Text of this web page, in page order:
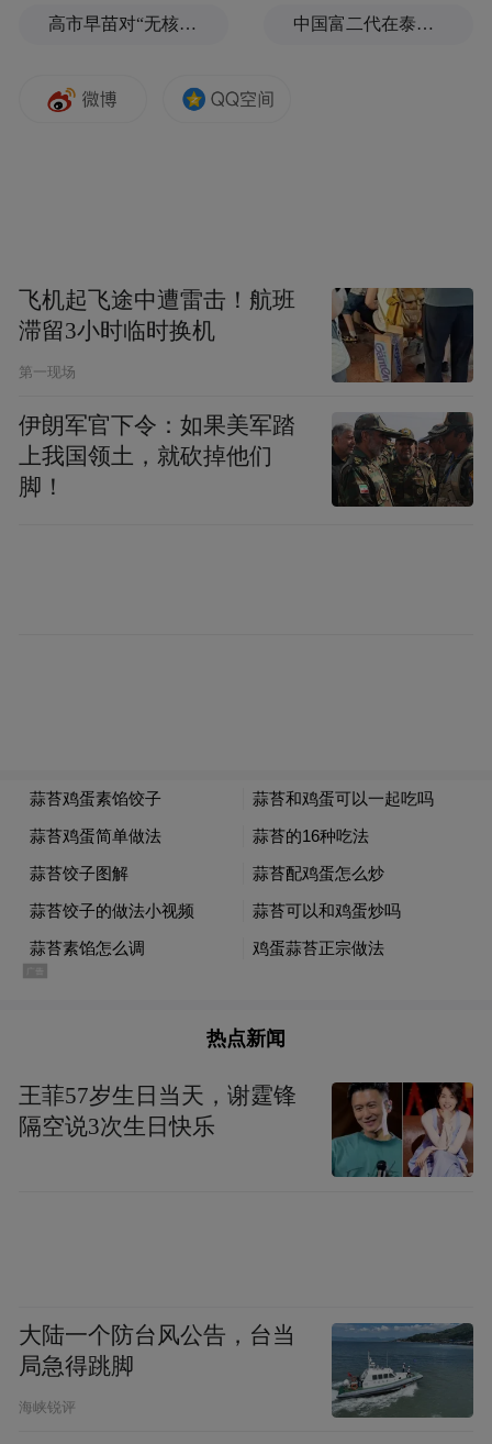
持产业链延伸项目。
押贷款及公益林补偿收益权质押贷款等方
式，破解林业经营主体融资难题。
杭州淳安县复合经营林下经济基地
建设林业标准地，释放产业发展潜力
参照工业园区项目建设用地“三通一平”模
式，开展“有路”“有房”“有水”“有轨”“有网”
强化科技支撑，催生产业发展动力
联合高校和科研院所开展技术攻关，建立科
高市早苗对“无核三原则”含糊表态，长崎市长：核武是“绝对恶” 中国富二代在泰国被杀，嫌犯自首后称“在女友浴室看见他”，真相却没这么简单
飞机起飞途中遭雷击！航班
滞留3小时临时换机
第一现场
伊朗军官下令：如果美军踏
上我国领土，就砍掉他们
脚！
热点新闻
王菲57岁生日当天，谢霆锋
隔空说3次生日快乐
大陆一个防台风公告，台当
局急得跳脚
海峡锐评